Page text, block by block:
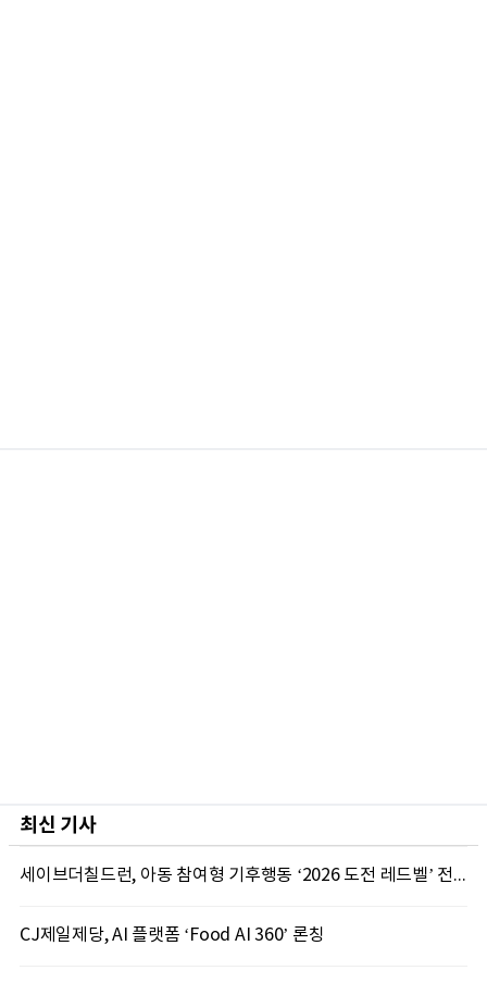
최신 기사
세이브더칠드런, 아동 참여형 기후행동 ‘2026 도전 레드벨’ 전국 본선 성료
CJ제일제당, AI 플랫폼 ‘Food AI 360’ 론칭